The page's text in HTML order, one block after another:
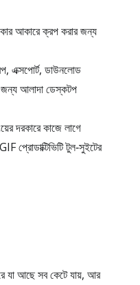
আকারে ক্রপ করার জন্য
ডাউনলোড
জন্য আলাদা ডেস্কটপ
দরকারে কাজে লাগে
টুল‑সুইটের
যা আছে সব কেটে যায়, আর